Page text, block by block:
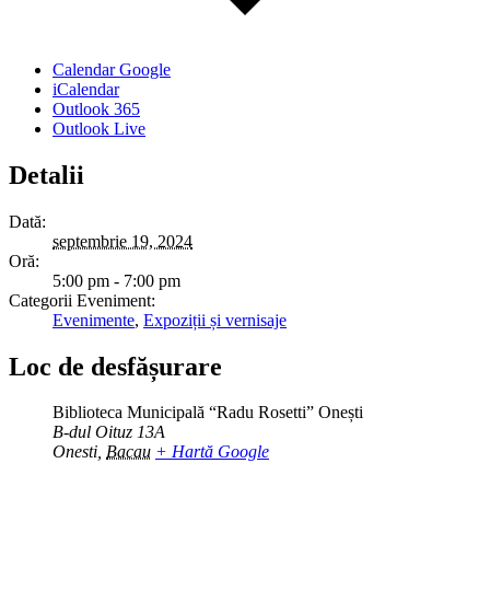
Calendar Google
iCalendar
Outlook 365
Outlook Live
Detalii
Dată:
septembrie 19, 2024
Oră:
5:00 pm - 7:00 pm
Categorii Eveniment:
Evenimente, Expoziții și vernisaje
Loc de desfășurare
Biblioteca Municipală “Radu Rosetti” Onești
B-dul Oituz 13A
Onesti, Bacau + Hartă Google